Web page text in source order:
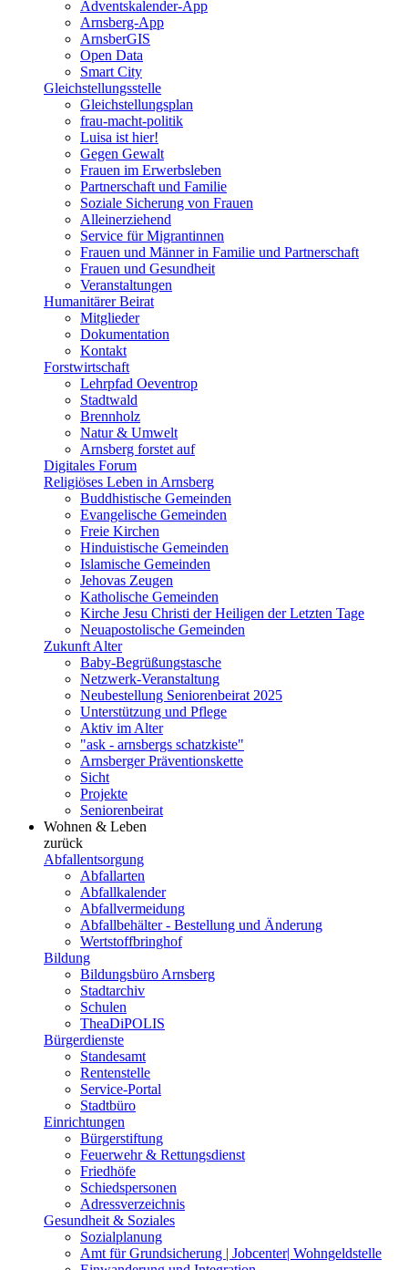
Adventskalender-App
Arnsberg-App
ArnsberGIS
Open Data
Smart City
Gleichstellungsstelle
Gleichstellungsplan
frau-macht-politik
Luisa ist hier!
Gegen Gewalt
Frauen im Erwerbsleben
Partnerschaft und Familie
Soziale Sicherung von Frauen
Alleinerziehend
Service für Migrantinnen
Frauen und Männer in Familie und Partnerschaft
Frauen und Gesundheit
Veranstaltungen
Humanitärer Beirat
Mitglieder
Dokumentation
Kontakt
Forstwirtschaft
Lehrpfad Oeventrop
Stadtwald
Brennholz
Natur & Umwelt
Arnsberg forstet auf
Digitales Forum
Religiöses Leben in Arnsberg
Buddhistische Gemeinden
Evangelische Gemeinden
Freie Kirchen
Hinduistische Gemeinden
Islamische Gemeinden
Jehovas Zeugen
Katholische Gemeinden
Kirche Jesu Christi der Heiligen der Letzten Tage
Neuapostolische Gemeinden
Zukunft Alter
Baby-Begrüßungstasche
Netzwerk-Veranstaltung
Neubestellung Seniorenbeirat 2025
Unterstützung und Pflege
Aktiv im Alter
"ask - arnsbergs schatzkiste"
Arnsberger Präventionskette
Sicht
Projekte
Seniorenbeirat
Wohnen & Leben
zurück
Abfallentsorgung
Abfallarten
Abfallkalender
Abfallvermeidung
Abfallbehälter - Bestellung und Änderung
Wertstoffbringhof
Bildung
Bildungsbüro Arnsberg
Stadtarchiv
Schulen
TheaDiPOLIS
Bürgerdienste
Standesamt
Rentenstelle
Service-Portal
Stadtbüro
Einrichtungen
Bürgerstiftung
Feuerwehr & Rettungsdienst
Friedhöfe
Schiedspersonen
Adressverzeichnis
Gesundheit & Soziales
Sozialplanung
Amt für Grundsicherung | Jobcenter| Wohngeldstelle